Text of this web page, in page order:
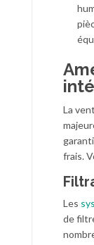
La
frais.
Les
de